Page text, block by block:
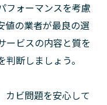
フォーマンスを考慮
値の業者が最良の選
ービスの内容と質を
断しましょう。
カビ問題を安心して